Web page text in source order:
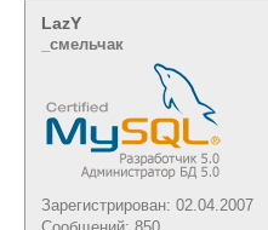
LazY
_cмельчак
Зарегистрирован: 02.04.2007